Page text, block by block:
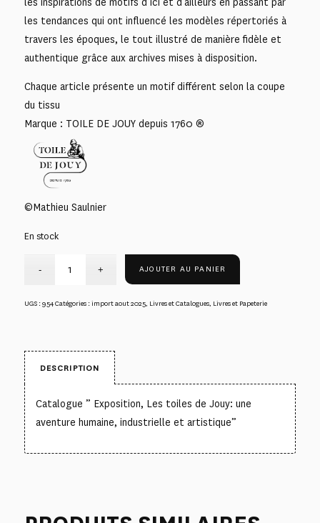
les inspirations de motifs d’ici et d’ailleurs en passant par
les tendances qui ont influencé les modèles répertoriés à
travers les époques, le tout illustré de manière fidèle et
authentique grâce aux archives mises à disposition.
Chaque article présente un motif différent selon la coupe
du tissu
Marque : TOILE DE JOUY depuis 1760 ®
©Mathieu Saulnier
En stock
AJOUTER AU PANIER
UGS :954Catégories :import aout 2025, Livres et Catalogues, Livres et Papeterie
DESCRIPTION
Catalogue ” Exposition, Les toiles de Jouy: une
aventure humaine, industrielle et artistique”